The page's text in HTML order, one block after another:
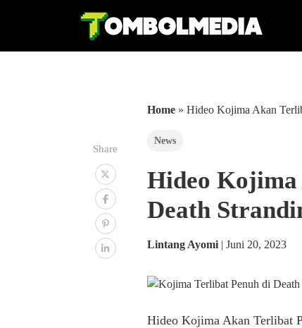
Share
Home » Hideo Kojima Akan
News
Hideo Kojima
Death
Lintang Ayomi | Juni 20, 2023
Hideo Kojima Akan Terlibat